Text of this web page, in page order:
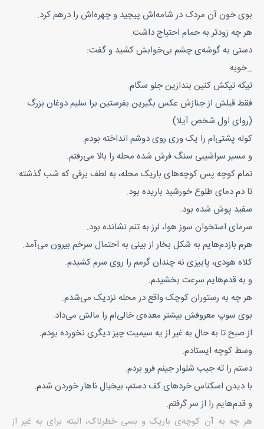
بوی خون آن مردک در شامه‌اش پیچید و چهره‌اش را درهم کرد.
هر چه زودتر به حمام احتیاج داشت.
دستی به گوشه‌ی چشم بی‌خوابش کشید و گفت:
_خوبه
تیکه تیکش کنین بندازین جلو سگام.
فقط قبلش از جنازش عکس بگیرین بفرستین برا سلیم دوغان بزرگ
(روای اول شخص آیلا)
کوله پشتی‌ام را یک وری روی دوشم انداخته بودم.
و مسیر سراشیبی سنگ فرش شده محله را بالا می‌رفتم.
تمام کوچه پس کوچه‌های باریک محله، به لطف برفی که شب گذشته
تا دم دمای طلوع خورشید باریده بود.
سفید پوش شده بود.
سرمای استخوان سوز هوا، لرز به تنم نشانده بود.
هرم بازدم‌هایم به شکل بخار از بینی به احتمال سرخم بیرون می‌آمد.
کلاه هودی، پاییزی نه چندان گرمم را روی سرم کشیدم.
و به قدم‌هایم سرعت بخشیدم.
هر چه به رستوران کوچک واقع در محله نزدیک می‌شدم.
بوی سوپ معروفش بیشتر معده‌ی خالی‌ام را مالش می‌داد.
از صبح تا به حال به غیر از یه سیمیت چیز دیگری نخورده بودم.
وسط کوچه ایستادم.
دستم را ته جیب شلوار جینم فرو بردم.
با دیدن اسکناس‌ خردهای کف دستم، بیخیال ناهار خوردن شدم.
و قدم‌هایم را از سر گرفتم.
هر چه به آن کوچه‌ی باریک و بسی خطرناک، البته برای به غیر از